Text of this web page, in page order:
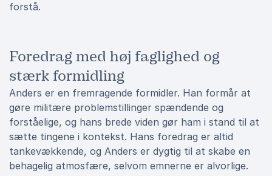
forstå.
Foredrag med høj faglighed og
stærk formidling
Anders er en fremragende formidler. Han formår at
gøre militære problemstillinger spændende og
forståelige, og hans brede viden gør ham i stand til at
sætte tingene i kontekst. Hans foredrag er altid
tankevækkende, og Anders er dygtig til at skabe en
behagelig atmosfære, selvom emnerne er alvorlige.